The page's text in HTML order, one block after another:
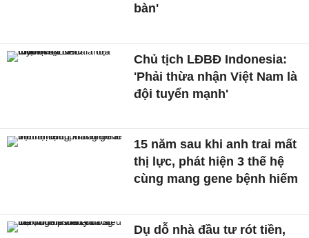
bàn'
Chủ tịch LĐBĐ Indonesia:
'Phải thừa nhận Việt Nam là
đội tuyển mạnh'
15 năm sau khi anh trai mất
thị lực, phát hiện 3 thế hệ
cùng mang gene bệnh hiếm
Dụ dỗ nhà đầu tư rót tiền,